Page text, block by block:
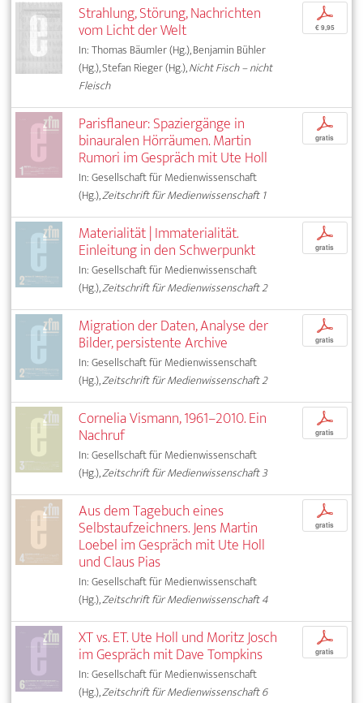
Strahlung, Störung, Nachrichten
vom Licht der Welt
In: Thomas Bäumler (Hg.), Benjamin Bühler
(Hg.), Stefan Rieger (Hg.),Nicht Fisch – nicht
Fleisch
p
€ 9,95
Parisflaneur: Spaziergänge in
binauralen Hörräumen. Martin
Rumori im Gespräch mit Ute Holl
In: Gesellschaft für Medienwissenschaft
(Hg.),Zeitschrift für Medienwissenschaft 1
p
gratis
Materialität | Immaterialität.
Einleitung in den Schwerpunkt
In: Gesellschaft für Medienwissenschaft
(Hg.),Zeitschrift für Medienwissenschaft 2
p
gratis
Migration der Daten, Analyse der
Bilder, persistente Archive
In: Gesellschaft für Medienwissenschaft
(Hg.),Zeitschrift für Medienwissenschaft 2
p
gratis
Cornelia Vismann, 1961–2010. Ein
Nachruf
In: Gesellschaft für Medienwissenschaft
(Hg.),Zeitschrift für Medienwissenschaft 3
p
gratis
Aus dem Tagebuch eines
Selbstaufzeichners. Jens Martin
Loebel im Gespräch mit Ute Holl
und Claus Pias
In: Gesellschaft für Medienwissenschaft
(Hg.),Zeitschrift für Medienwissenschaft 4
p
gratis
XT vs. ET. Ute Holl und Moritz Josch
im Gespräch mit Dave Tompkins
In: Gesellschaft für Medienwissenschaft
(Hg.),Zeitschrift für Medienwissenschaft 6
p
gratis